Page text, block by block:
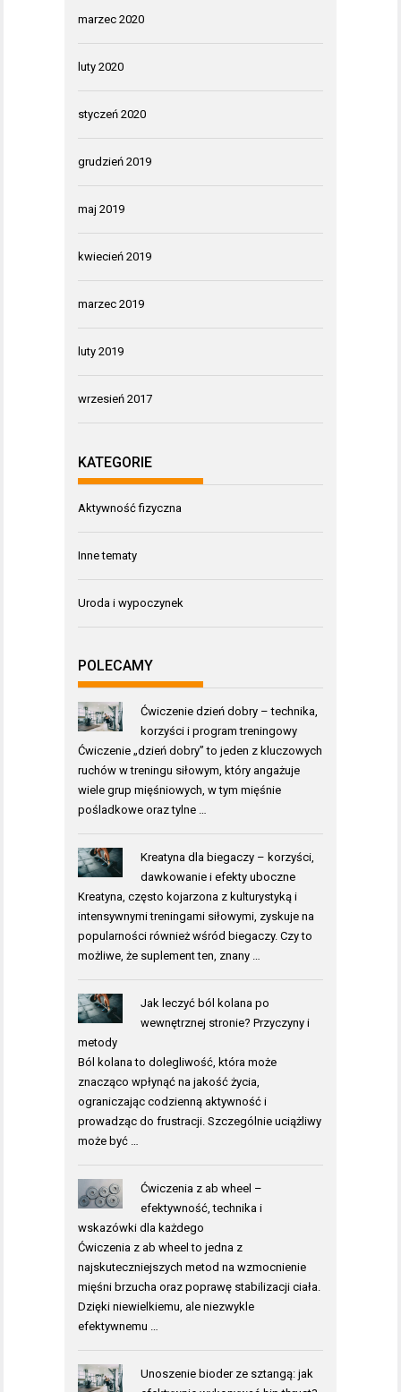
marzec 2020
luty 2020
styczeń 2020
grudzień 2019
maj 2019
kwiecień 2019
marzec 2019
luty 2019
wrzesień 2017
KATEGORIE
Aktywność fizyczna
Inne tematy
Uroda i wypoczynek
POLECAMY
Ćwiczenie dzień dobry – technika,
korzyści i program treningowy
Ćwiczenie „dzień dobry” to jeden z kluczowych
ruchów w treningu siłowym, który angażuje
wiele grup mięśniowych, w tym mięśnie
pośladkowe oraz tylne …
Kreatyna dla biegaczy – korzyści,
dawkowanie i efekty uboczne
Kreatyna, często kojarzona z kulturystyką i
intensywnymi treningami siłowymi, zyskuje na
popularności również wśród biegaczy. Czy to
możliwe, że suplement ten, znany …
Jak leczyć ból kolana po
wewnętrznej stronie? Przyczyny i
metody
Ból kolana to dolegliwość, która może
znacząco wpłynąć na jakość życia,
ograniczając codzienną aktywność i
prowadząc do frustracji. Szczególnie uciążliwy
może być …
Ćwiczenia z ab wheel –
efektywność, technika i
wskazówki dla każdego
Ćwiczenia z ab wheel to jedna z
najskuteczniejszych metod na wzmocnienie
mięśni brzucha oraz poprawę stabilizacji ciała.
Dzięki niewielkiemu, ale niezwykle
efektywnemu …
Unoszenie bioder ze sztangą: jak